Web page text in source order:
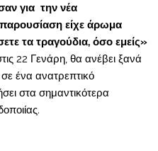
για την νέα
είχε άρωμα
τα τραγούδια, όσο εμείς»
22 Γενάρη, θα ανέβει ξανά
ένα ανατρεπτικό
στα σημαντικότερα